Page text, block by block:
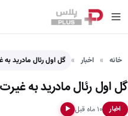
خانه اخبار گل اول رئال مادرید به
گل اول رئال مادرید به غیرت
اخبار ۱۰ ماه قبل ▶